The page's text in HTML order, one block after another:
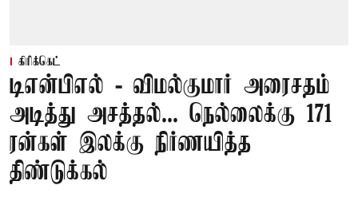
கிரிக்கெட்
டிஎன்பிஎல் - விமல்குமார் அரைசதம்
அடித்து அசத்தல்... நெல்லைக்கு 171
ரன்கள் இலக்கு நிர்ணயித்த
திண்டுக்கல்